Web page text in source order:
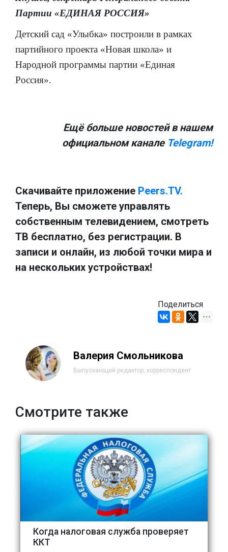
Партии «ЕДИНАЯ РОССИЯ»
Детский сад «Улыбка» построили в рамках
партийного проекта «Новая школа» и
Народной программы партии «Единая
Россия».
Ещё больше новостей в нашем
официальном канале Telegram!
Скачивайте приложение Peers.TV.
Теперь, Вы сможете управлять
собственным телевидением, смотреть
ТВ бесплатно, без регистрации. В
записи и онлайн, из любой точки мира и
на нескольких устройствах!
Поделиться
Валерия Смольникова
Выпускающий редактор, корреспондент
Смотрите также
Когда налоговая служба проверяет
ККТ